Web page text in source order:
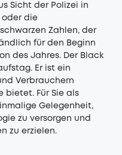
Sicht der Polizei in
oder die
Zahlen, der
für den Beginn
des Jahres. Der Black
Er ist ein
Verbrauchern
bietet. Für Sie als
Gelegenheit,
zu versorgen und
zu erzielen.